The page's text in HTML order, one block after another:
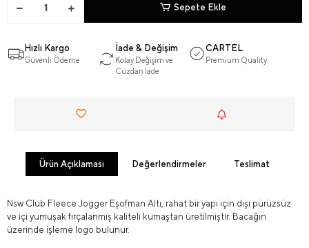
Sepete Ekle
Hızlı Kargo
Güvenli Ödeme
İade & Değişim
Kolay Değişim ve
Cüzdan İade
CARTEL
Premium Quality
Ürün Açıklaması Değerlendirmeler Teslimat
Nsw Club Fleece Jogger Eşofman Altı, rahat bir yapı için dışı pürüzsüz
ve içi yumuşak fırçalanmış kaliteli kumaştan üretilmiştir. Bacağın
üzerinde işleme logo bulunur.